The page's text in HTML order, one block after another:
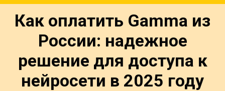
Как оплатить Gamma из
России: надежное
решение для доступа к
нейросети в 2025 году